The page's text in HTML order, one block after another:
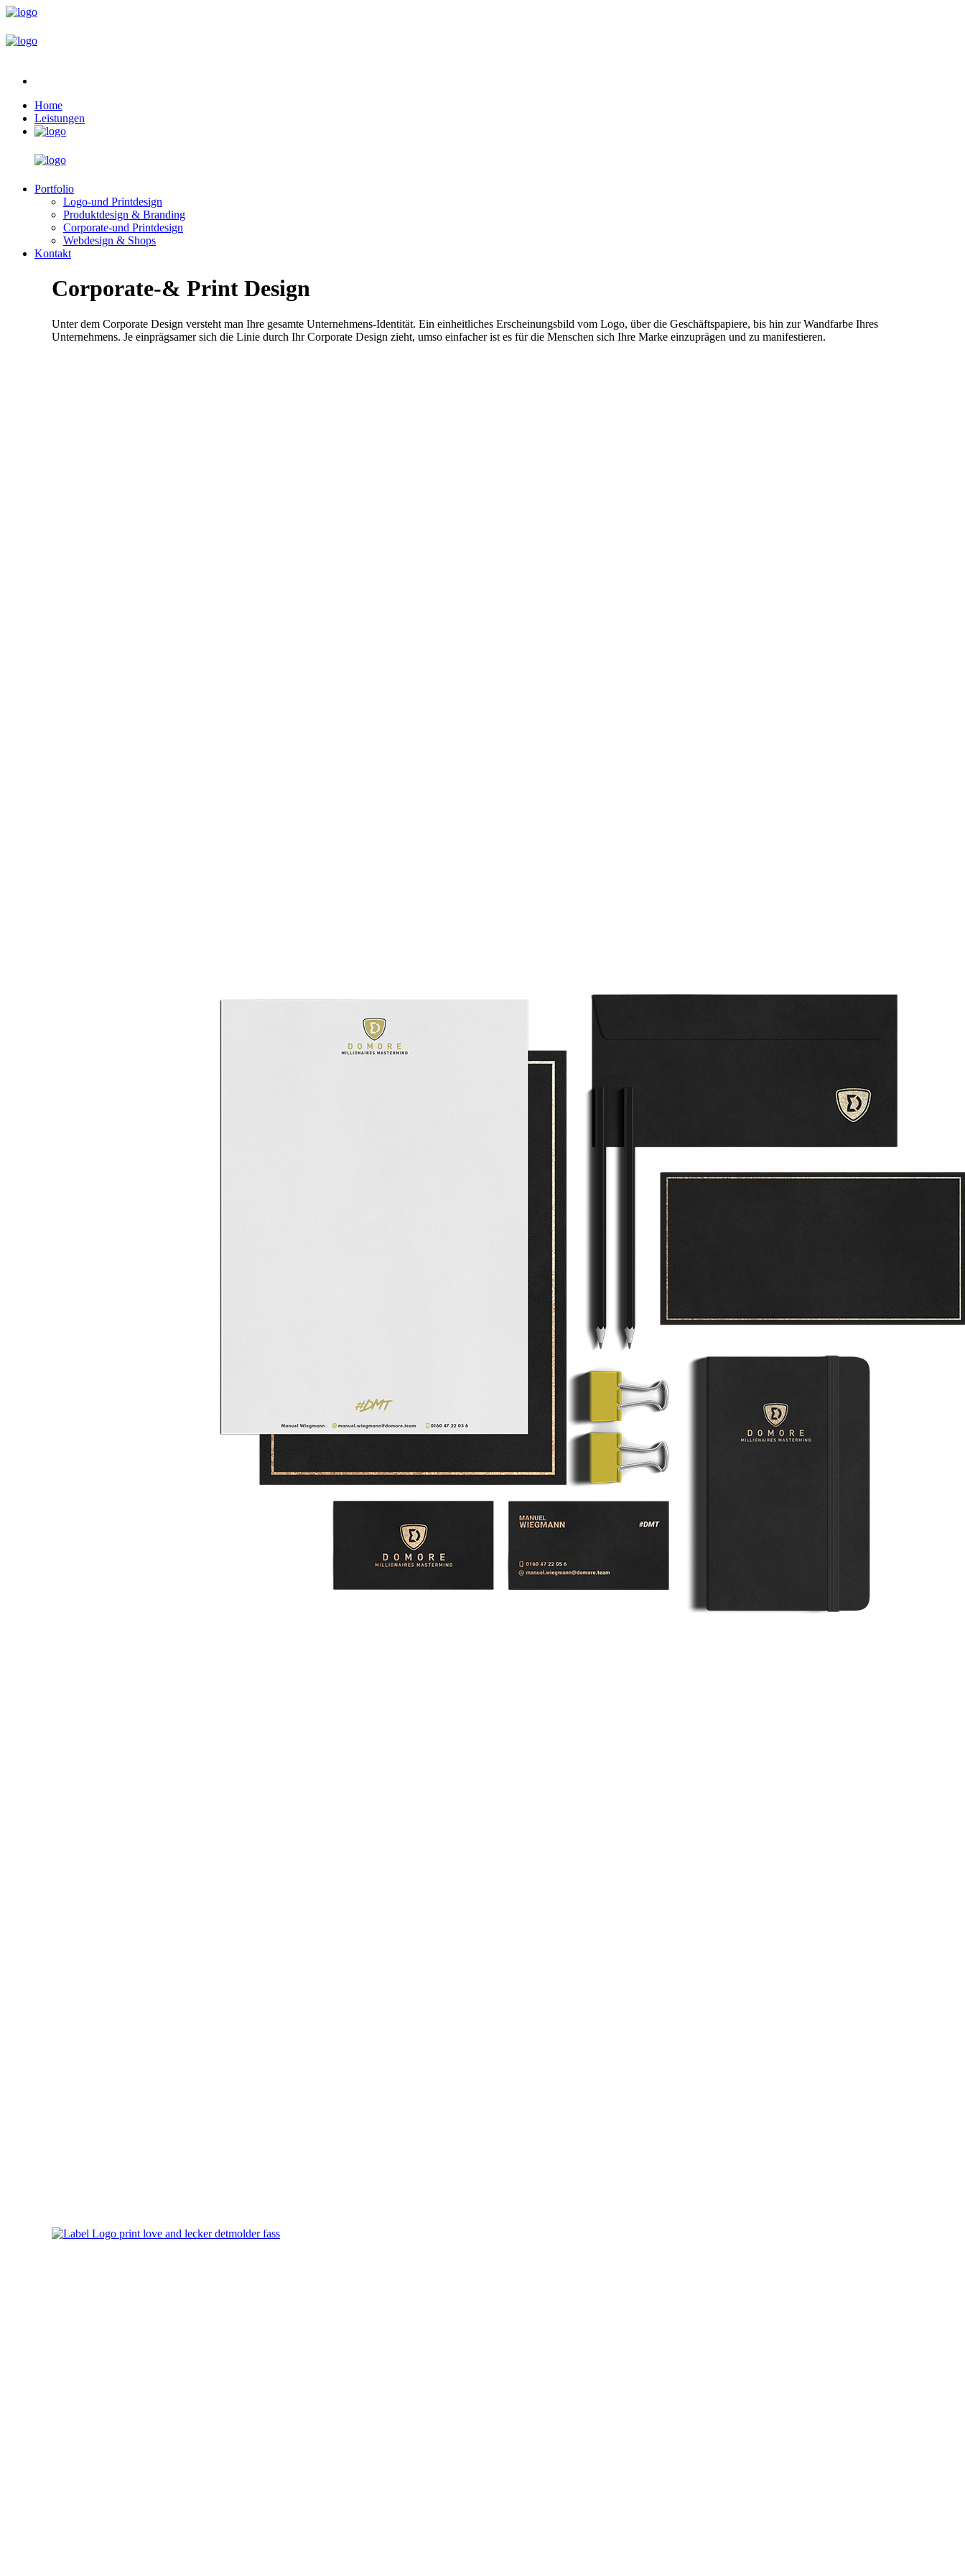
Home
Leistungen
Portfolio
Logo-und Printdesign
Produktdesign & Branding
Corporate-und Printdesign
Webdesign & Shops
Kontakt
Corporate-& Print Design
Unter dem Corporate Design versteht man Ihre gesamte Unternehmens-Identität. Ein einheitliches Erscheinungsbild vom Logo, über die Geschäftspapiere, bis hin zur Wandfarbe Ihres
Unternehmens. Je einprägsamer sich die Linie durch Ihr Corporate Design zieht, umso einfacher ist es für die Menschen sich Ihre Marke einzuprägen und zu manifestieren.